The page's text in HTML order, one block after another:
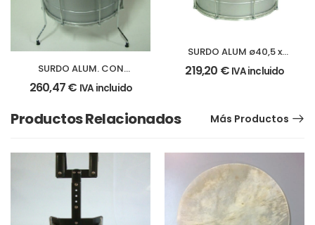
SURDO ALUM. CON
PATAS ø40,5 x 45cm.
260,47€ IVA incluido
SURDO ALUM ø40,5 x
45cm. (16″ X 18″)
219,20 € IVA incluido
Productos Relacionados Más Productos